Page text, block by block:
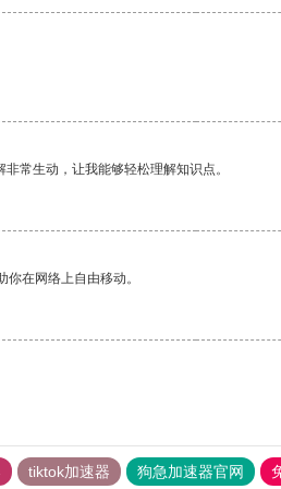
常生动，让我能够轻松理解知识点。
在网络上自由移动。
tiktok加速器 狗急加速器官网